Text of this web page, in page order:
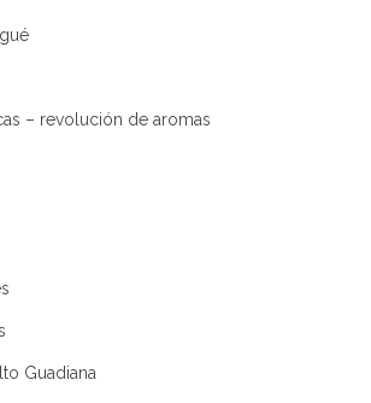
– revolución de aromas
Guadiana